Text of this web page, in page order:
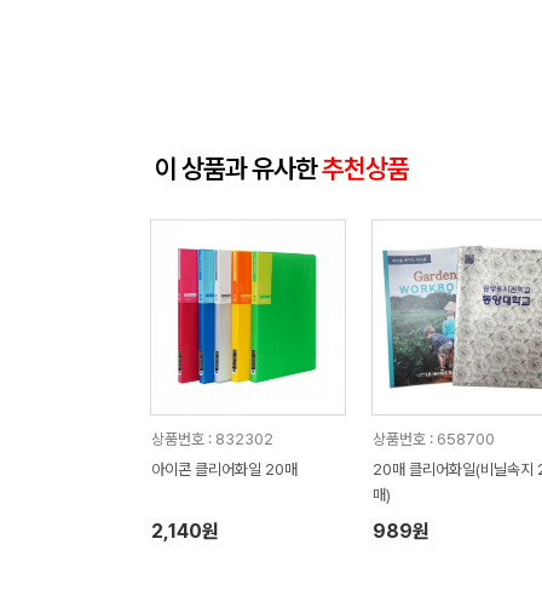
이 상품과 유사한추천상품
상품번호 : 832302
아이콘 클리어화일 20매
2,140원
상품번호 : 658700
20매 클리어화일(비닐속지
매)
989원